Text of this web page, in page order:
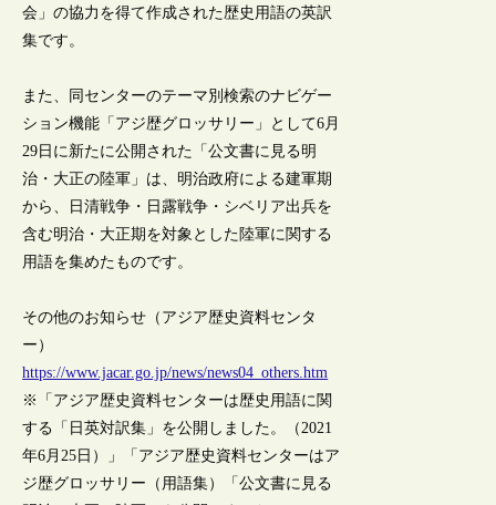
会」の協力を得て作成された歴史用語の英訳
集です。
また、同センターのテーマ別検索のナビゲー
ション機能「アジ歴グロッサリー」として6月
29日に新たに公開された「公文書に見る明
治・大正の陸軍」は、明治政府による建軍期
から、日清戦争・日露戦争・シベリア出兵を
含む明治・大正期を対象とした陸軍に関する
用語を集めたものです。
その他のお知らせ（アジア歴史資料センタ
ー）
https://www.jacar.go.jp/news/news04_others.htm
※「アジア歴史資料センターは歴史用語に関
する「日英対訳集」を公開しました。（2021
年6月25日）」「アジア歴史資料センターはア
ジ歴グロッサリー（用語集）「公文書に見る